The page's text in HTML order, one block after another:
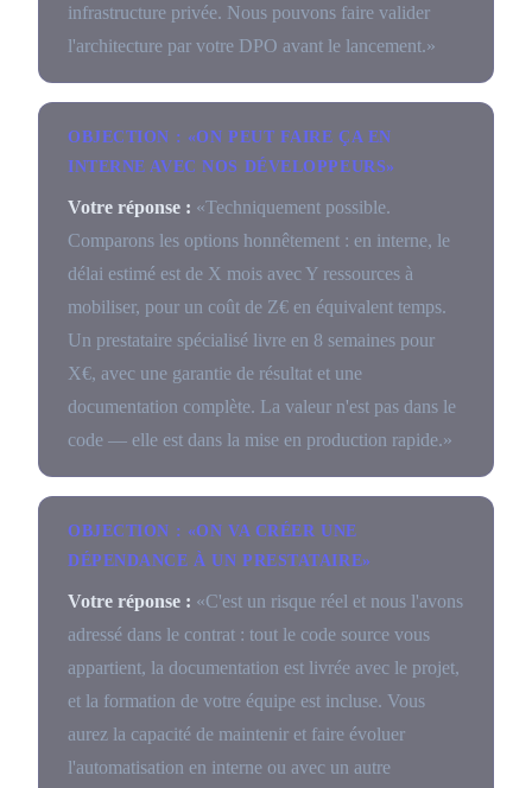
infrastructure privée. Nous pouvons faire valider
l'architecture par votre DPO avant le lancement.»
OBJECTION : «ON PEUT FAIRE ÇA EN
INTERNE AVEC NOS DÉVELOPPEURS»
Votre réponse : «Techniquement possible.
Comparons les options honnêtement : en interne, le
délai estimé est de X mois avec Y ressources à
mobiliser, pour un coût de Z€ en équivalent temps.
Un prestataire spécialisé livre en 8 semaines pour
X€, avec une garantie de résultat et une
documentation complète. La valeur n'est pas dans le
code — elle est dans la mise en production rapide.»
OBJECTION : «ON VA CRÉER UNE
DÉPENDANCE À UN PRESTATAIRE»
Votre réponse : «C'est un risque réel et nous l'avons
adressé dans le contrat : tout le code source vous
appartient, la documentation est livrée avec le projet,
et la formation de votre équipe est incluse. Vous
aurez la capacité de maintenir et faire évoluer
l'automatisation en interne ou avec un autre